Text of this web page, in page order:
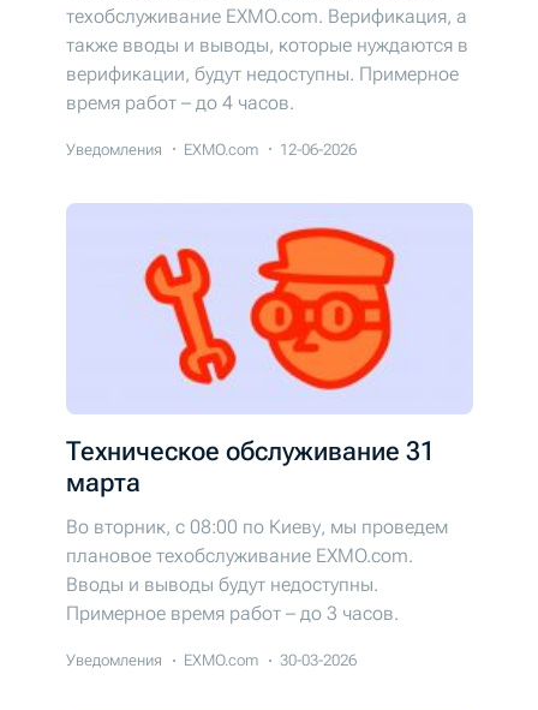
техобслуживание EXMO.com. Верификация, а
также вводы и выводы, которые нуждаются в
верификации, будут недоступны. Примерное
время работ – до 4 часов.
Уведомления EXMO.com 12-06-2026
Техническое обслуживание 31
марта
Во вторник, с 08:00 по Киеву, мы проведем
плановое техобслуживание EXMO.com.
Вводы и выводы будут недоступны.
Примерное время работ – до 3 часов.
Уведомления EXMO.com 30-03-2026